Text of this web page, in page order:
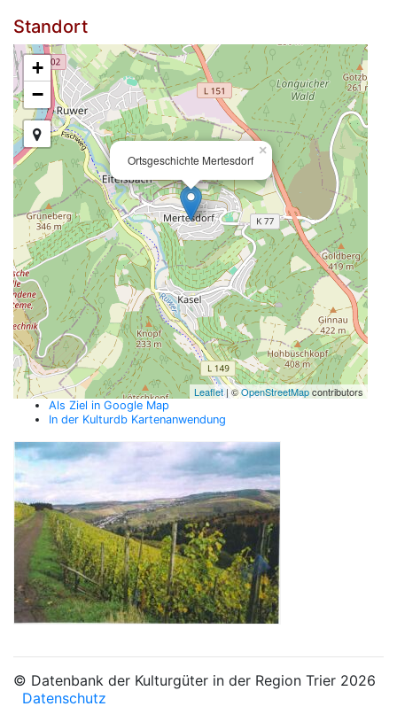
Standort
Ortsgeschichte Mertesdorf
×
+
−
Leaflet| ©OpenStreetMapcontributors
Als Ziel in Google Map
In der Kulturdb Kartenanwendung
© Datenbank der Kulturgüter in der Region Trier 2026
Datenschutz